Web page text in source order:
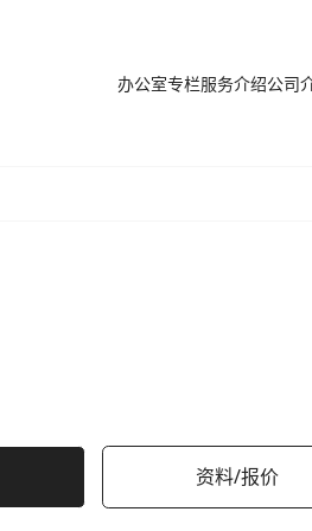
办公室专栏服务介绍公司
资料/报价